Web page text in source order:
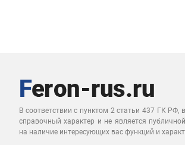
В соответствии с пунктом 2 статьи 437 ГК
справочный характер и не является
на наличие интересующих вас функций и